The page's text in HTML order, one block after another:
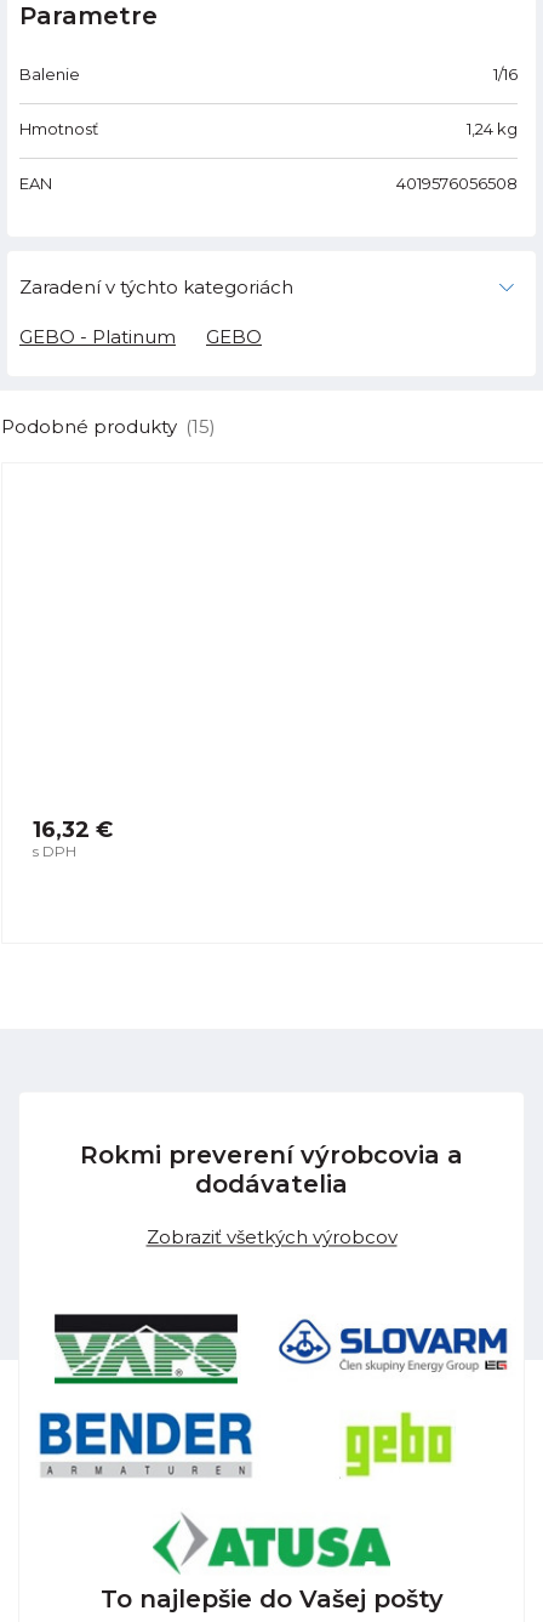
Parametre
Balenie 1/16
Hmotnosť 1,24 kg
EAN 4019576056508
Zaradení v týchto kategoriách
GEBO - Platinum GEBO
Podobné produkty (15)
16,32 €
s DPH
Rokmi preverení výrobcovia a
dodávatelia
Zobraziť všetkých výrobcov
To najlepšie do Vašej pošty